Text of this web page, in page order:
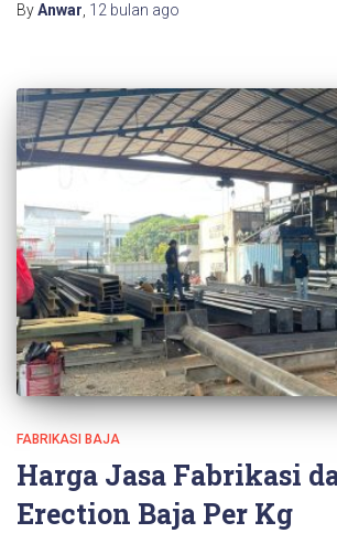
ByAnwar, 12 bulan ago
FABRIKASI BAJA
Harga Jasa Fabrikasi
Erection Baja Per Kg